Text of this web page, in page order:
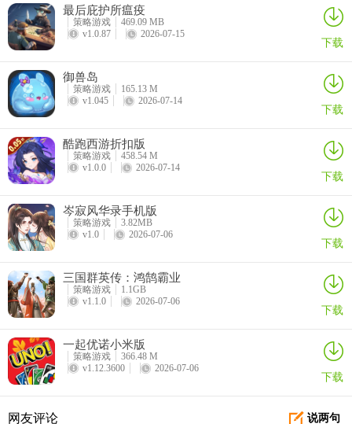
最后庇护所瘟疫
策略游戏
469.09 MB
v1.0.87
2026-07-15 下载
御兽岛
策略游戏
165.13 M
v1.045
2026-07-14 下载
酷跑西游折扣版
策略游戏
458.54 M
v1.0.0
2026-07-14 下载
岑寂风华录手机版
策略游戏
3.82MB
v1.0
2026-07-06 下载
三国群英传：鸿鹄霸业
策略游戏
1.1GB
v1.1.0
2026-07-06 下载
一起优诺小米版
策略游戏
366.48 M
v1.12.3600
2026-07-06 下载
说两句
网友评论